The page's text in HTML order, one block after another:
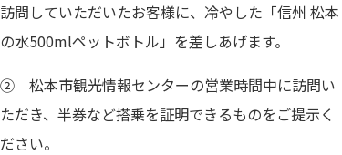
訪問していただいたお客様に、冷やした「信州 松本
の水500mlペットボトル」を差しあげます。
② 松本市観光情報センターの営業時間中に訪問い
ただき、半券など搭乗を証明できるものをご提示く
ださい。